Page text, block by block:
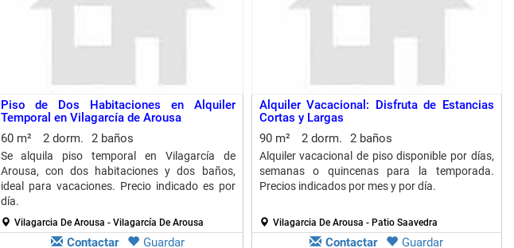
Piso de Dos Habitaciones en Alquiler
Temporal en Vilagarcía de Arousa
60 m²
2 dorm. 2 baños
Se alquila piso temporal en Vilagarcía de
Arousa, con dos habitaciones y dos baños,
ideal para vacaciones. Precio indicado es por
día.
Vilagarcia De Arousa - Vilagarcía De Arousa
Contactar Guardar
Alquiler Vacacional: Disfruta de Estancias
Cortas y Largas
90 m²
2 dorm. 2 baños
Alquiler vacacional de piso disponible por días,
semanas o quincenas para la temporada.
Precios indicados por mes y por día.
Vilagarcia De Arousa - Patio Saavedra
Contactar Guardar